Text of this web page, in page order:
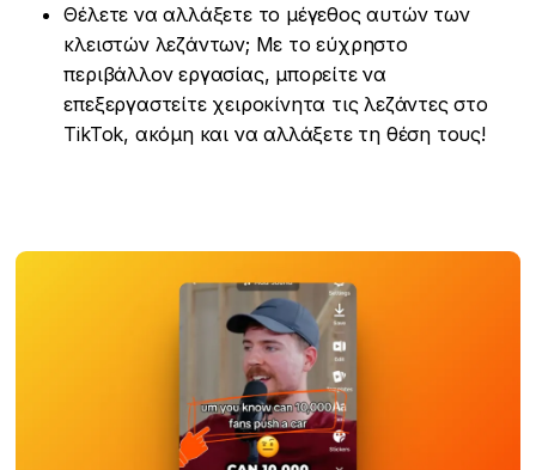
Θέλετε να αλλάξετε το μέγεθος αυτών των
κλειστών λεζάντων; Με το εύχρηστο
περιβάλλον εργασίας, μπορείτε να
επεξεργαστείτε χειροκίνητα τις λεζάντες στο
TikTok, ακόμη και να αλλάξετε τη θέση τους!